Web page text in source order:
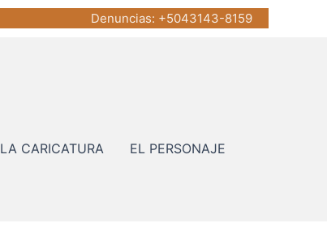
Denuncias: +5043143-8159
LA CARICATURA EL PERSONAJE